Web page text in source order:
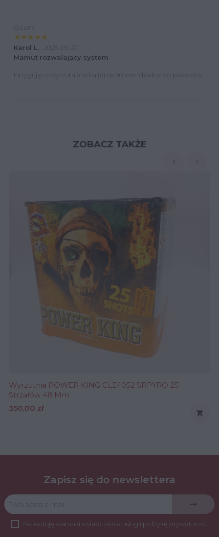
Ocena
Karol L.
Mamut rozwalający system
Intrygująca wyrzutnia w kalibrze 50mm idealna do pokazów.
ZOBACZ TAKŻE
Wyrzutnia POWER KING CLE4052 SRPYRO 25
Strzałów 48 Mm
Cena
350,00 zł

Zapisz się do newslettera
Akceptuję warunki świadczenia usług i politykę prywatności